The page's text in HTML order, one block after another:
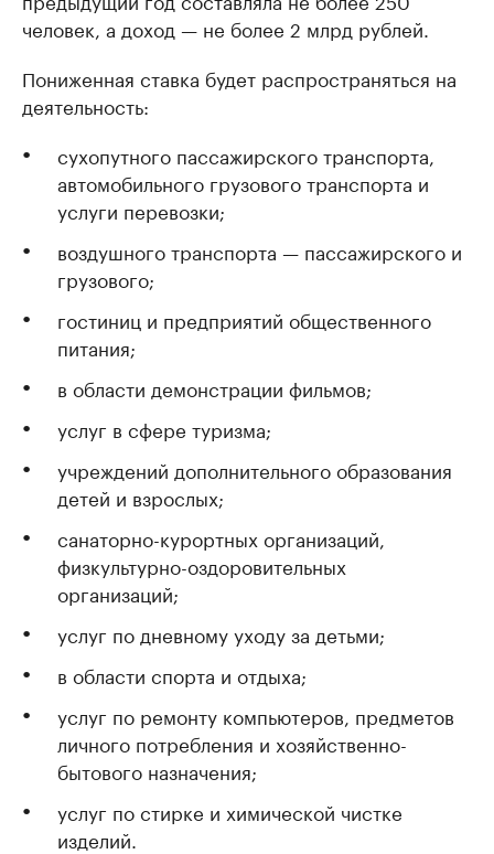
человек, а доход — не более 2 млрд рублей.
Пониженная ставка будет распространяться на
деятельность:
сухопутного пассажирского транспорта,
автомобильного грузового транспорта и
услуги перевозки;
воздушного транспорта — пассажирского и
грузового;
гостиниц и предприятий общественного
питания;
в области демонстрации фильмов;
услуг в сфере туризма;
учреждений дополнительного образования
детей и взрослых;
санаторно-курортных организаций,
физкультурно-оздоровительных
организаций;
услуг по дневному уходу за детьми;
в области спорта и отдыха;
услуг по ремонту компьютеров, предметов
личного потребления и хозяйственно-
бытового назначения;
услуг по стирке и химической чистке
изделий.